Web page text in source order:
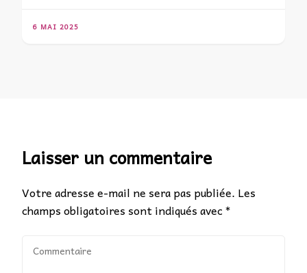
6 MAI 2025
Laisser un commentaire
Votre adresse e-mail ne sera pas publiée. Les
champs obligatoires sont indiqués avec*